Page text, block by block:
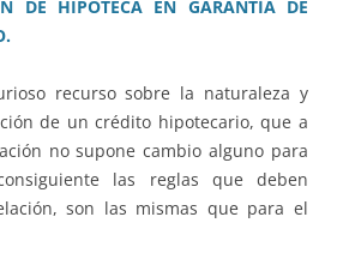
DE HIPOTECA EN GARANTÍA DE
recurso sobre la naturaleza y
de un crédito hipotecario, que a
no supone cambio alguno para
las reglas que deben
son las mismas que para el